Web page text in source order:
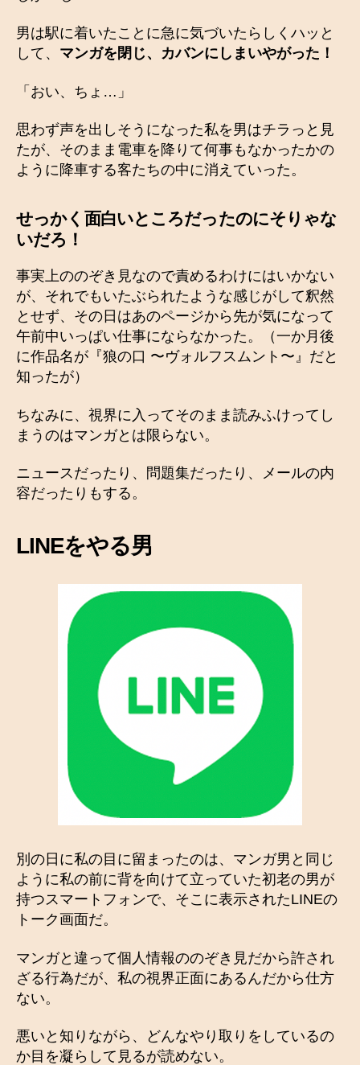
男は駅に着いたことに急に気づいたらしくハッと
して、 マンガを閉じ、カバンにしまいやがった！
「おい、ちょ…」
思わず声を出しそうになった私を男はチラっと見
たが、そのまま電車を降りて何事もなかったかの
ように降車する客たちの中に消えていった。
せっかく面白いところだったのにそりゃな
いだろ！
事実上ののぞき見なので責めるわけにはいかない
が、それでもいたぶられたような感じがして釈然
とせず、その日はあのページから先が気になって
午前中いっぱい仕事にならなかった。（一か月後
に作品名が『狼の口 〜ヴォルフスムント〜』だと
知ったが）
ちなみに、視界に入ってそのまま読みふけってし
まうのはマンガとは限らない。
ニュースだったり、問題集だったり、メールの内
容だったりもする。
LINEをやる男
別の日に私の目に留まったのは、マンガ男と同じ
ように私の前に背を向けて立っていた初老の男が
持つスマートフォンで、そこに表示されたLINEの
トーク画面だ。
マンガと違って個人情報ののぞき見だから許され
ざる行為だが、私の視界正面にあるんだから仕方
ない。
悪いと知りながら、どんなやり取りをしているの
か目を凝らして見るが読めない。